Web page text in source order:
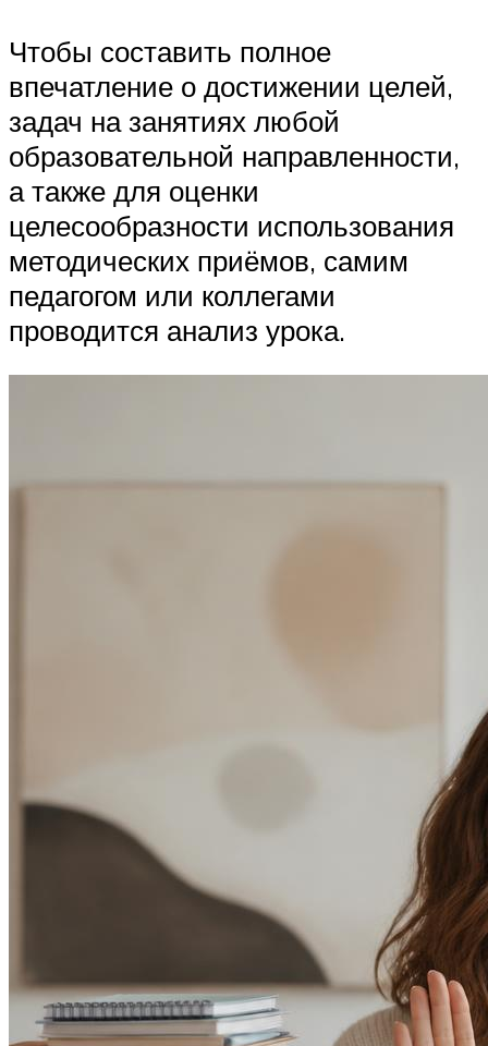
Чтобы составить полное
впечатление о достижении целей,
задач на занятиях любой
образовательной направленности,
а также для оценки
целесообразности использования
методических приёмов, самим
педагогом или коллегами
проводится анализ урока.